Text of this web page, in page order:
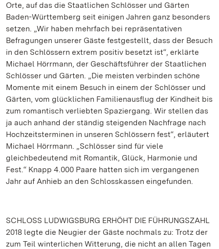
Orte, auf das die Staatlichen Schlösser und Gärten
Baden-Württemberg seit einigen Jahren ganz besonders
setzen. „Wir haben mehrfach bei repräsentativen
Befragungen unserer Gäste festgestellt, dass der Besuch
in den Schlössern extrem positiv besetzt ist“, erklärte
Michael Hörrmann, der Geschäftsführer der Staatlichen
Schlösser und Gärten. „Die meisten verbinden schöne
Momente mit einem Besuch in einem der Schlösser und
Gärten, vom glücklichen Familienausflug der Kindheit bis
zum romantisch verliebten Spaziergang. Wir stellen das
ja auch anhand der ständig steigenden Nachfrage nach
Hochzeitsterminen in unseren Schlössern fest“, erläutert
Michael Hörrmann. „Schlösser sind für viele
gleichbedeutend mit Romantik, Glück, Harmonie und
Fest.“ Knapp 4.000 Paare hatten sich im vergangenen
Jahr auf Anhieb an den Schlosskassen eingefunden.
SCHLOSS LUDWIGSBURG ERHÖHT DIE FÜHRUNGSZAHL
2018 legte die Neugier der Gäste nochmals zu: Trotz der
zum Teil winterlichen Witterung, die nicht an allen Tagen